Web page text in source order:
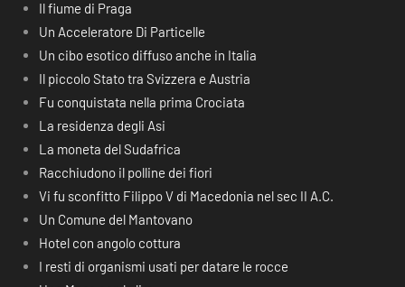
Il fiume di Praga
Un Acceleratore Di Particelle
Un cibo esotico diffuso anche in Italia
Il piccolo Stato tra Svizzera e Austria
Fu conquistata nella prima Crociata
La residenza degli Asi
La moneta del Sudafrica
Racchiudono il polline dei fiori
Vi fu sconfitto Filippo V di Macedonia nel sec II A.C.
Un Comune del Mantovano
Hotel con angolo cottura
I resti di organismi usati per datare le rocce